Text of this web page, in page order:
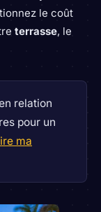
le coût
terrasse, le
relation
pour un
ma